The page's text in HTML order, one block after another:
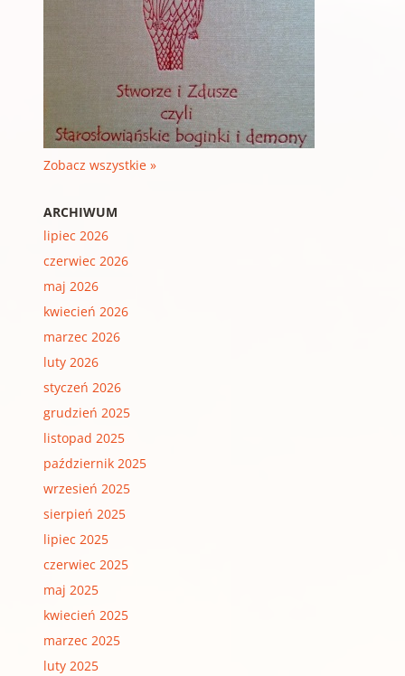
Zobacz wszystkie »
ARCHIWUM
lipiec 2026
czerwiec 2026
maj 2026
kwiecień 2026
marzec 2026
luty 2026
styczeń 2026
grudzień 2025
listopad 2025
październik 2025
wrzesień 2025
sierpień 2025
lipiec 2025
czerwiec 2025
maj 2025
kwiecień 2025
marzec 2025
luty 2025